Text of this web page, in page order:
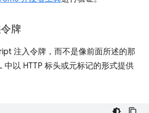
牌
注入令牌，而不是像前面所述的那
中以 HTTP 标头或元标记的形式提供